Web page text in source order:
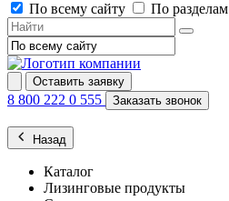
По всему сайту
По разделам
Оставить заявку
8 800 222 0 555 Заказать звонок
Назад
Каталог
Лизинговые продукты